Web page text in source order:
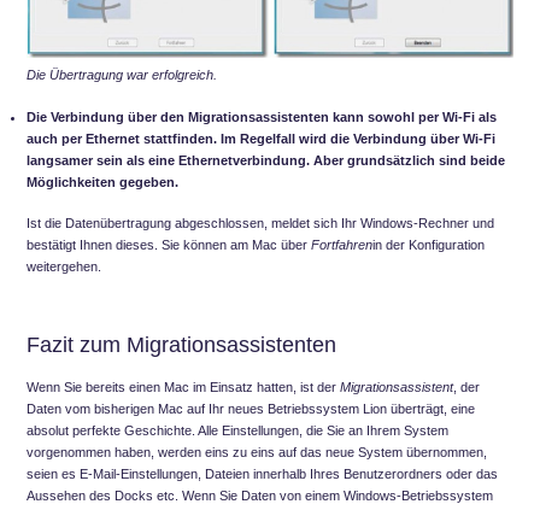
Die Übertragung war erfolgreich.
Die Verbindung über den Migrationsassistenten kann sowohl per Wi-Fi als
auch per Ethernet stattfinden. Im Regelfall wird die Verbindung über Wi-Fi
langsamer sein als eine Ethernetverbindung. Aber grundsätzlich sind beide
Möglichkeiten gegeben.
Ist die Datenübertragung abgeschlossen, meldet sich Ihr Windows-Rechner und
bestätigt Ihnen dieses. Sie können am Mac über Fortfahrenin der Konfiguration
weitergehen.
Fazit zum Migrationsassistenten
Wenn Sie bereits einen Mac im Einsatz hatten, ist der Migrationsassistent, der
Daten vom bisherigen Mac auf Ihr neues Betriebssystem Lion überträgt, eine
absolut perfekte Geschichte. Alle Einstellungen, die Sie an Ihrem System
vorgenommen haben, werden eins zu eins auf das neue System übernommen,
seien es E-Mail-Einstellungen, Dateien innerhalb Ihres Benutzerordners oder das
Aussehen des Docks etc. Wenn Sie Daten von einem Windows-Betriebssystem